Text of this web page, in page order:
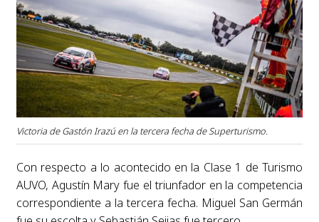
Victoria de Gastón Irazú en la tercera fecha de Superturismo.
Con respecto a lo acontecido en la Clase 1 de Turismo
AUVO, Agustín Mary fue el triunfador en la competencia
correspondiente a la tercera fecha. Miguel San Germán